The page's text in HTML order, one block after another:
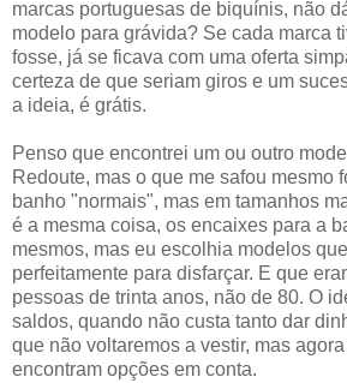
marcas portuguesas de biquínis, não
modelo para grávida? Se cada marca
fosse, já se ficava com uma oferta
certeza de que seriam giros e um
a ideia, é grátis.
Penso que encontrei um ou outro
Redoute, mas o que me safou mesmo
banho "normais", mas em tamanhos
é a mesma coisa, os encaixes para a
mesmos, mas eu escolhia modelos
perfeitamente para disfarçar. E que
pessoas de trinta anos, não de 80. O
saldos, quando não custa tanto dar
que não voltaremos a vestir, mas
encontram opções em conta.